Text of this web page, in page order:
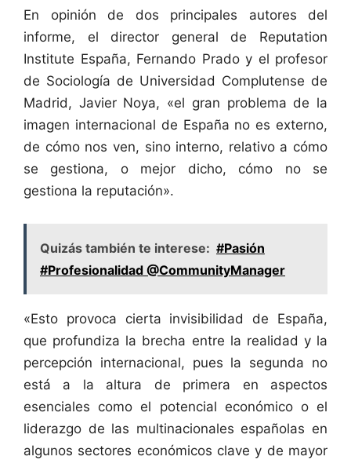
En opinión de dos principales autores del
informe, el director general de Reputation
Institute España, Fernando Prado y el profesor
de Sociología de Universidad Complutense de
Madrid, Javier Noya, «el gran problema de la
imagen internacional de España no es externo,
de cómo nos ven, sino interno, relativo a cómo
se gestiona, o mejor dicho, cómo no se
gestiona la reputación».
Quizás también te interese: #Pasión
#Profesionalidad @CommunityManager
«Esto provoca cierta invisibilidad de España,
que profundiza la brecha entre la realidad y la
percepción internacional, pues la segunda no
está a la altura de primera en aspectos
esenciales como el potencial económico o el
liderazgo de las multinacionales españolas en
algunos sectores económicos clave y de mayor